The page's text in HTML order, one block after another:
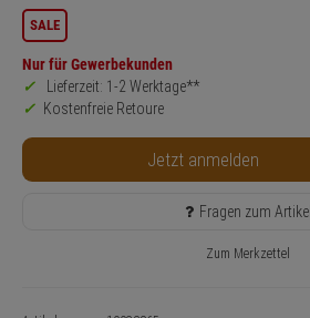
SALE
Nur für Gewerbekunden
Lieferzeit: 1-2 Werktage**
Kostenfreie Retoure
Jetzt anmelden
Fragen zum Artikel
Zum Merkzettel